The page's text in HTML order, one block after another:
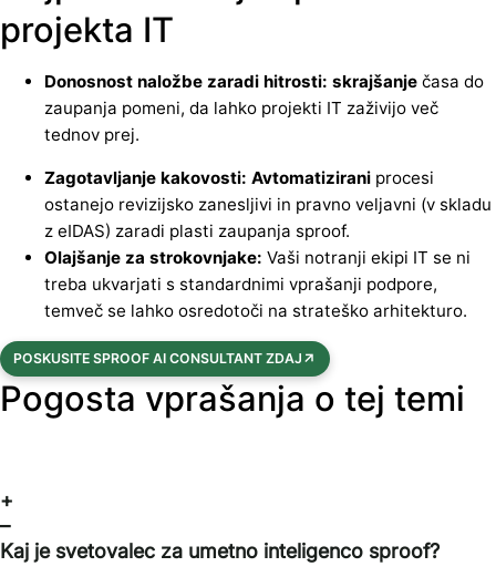
projekta IT
Donosnost naložbe zaradi hitrosti: skrajšanje časa do
zaupanja pomeni, da lahko projekti IT zaživijo več
tednov prej.
Zagotavljanje kakovosti: Avtomatizirani procesi
ostanejo revizijsko zanesljivi in pravno veljavni (v skladu
z eIDAS) zaradi plasti zaupanja sproof.
Olajšanje za strokovnjake: Vaši notranji ekipi IT se ni
treba ukvarjati s standardnimi vprašanji podpore,
temveč se lahko osredotoči na strateško arhitekturo.
POSKUSITE SPROOF AI CONSULTANT ZDAJ
Pogosta vprašanja o tej temi
+
–
Kaj je svetovalec za umetno inteligenco sproof?